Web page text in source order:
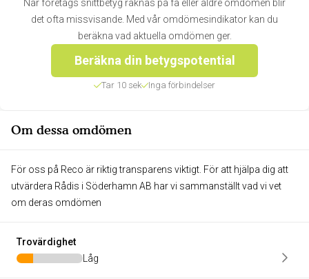
När företags snittbetyg räknas på få eller äldre omdömen blir
det ofta missvisande. Med vår omdömesindikator kan du
beräkna vad aktuella omdömen ger.
Beräkna din betygspotential
Tar 10 sek Inga förbindelser
Om dessa omdömen
För oss på Reco är riktig transparens viktigt. För att hjälpa dig att
utvärdera Rådis i Söderhamn AB har vi sammanställt vad vi vet
om deras omdömen
Trovärdighet
Låg